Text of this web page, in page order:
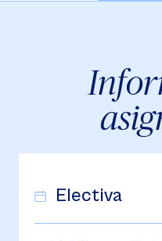
Electiva